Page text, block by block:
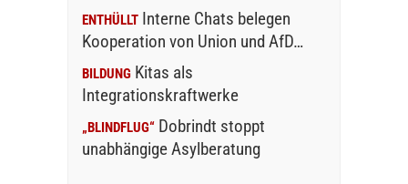
ENTHÜLLT Interne Chats belegen
Kooperation von Union und AfD…
BILDUNG Kitas als
Integrationskraftwerke
„BLINDFLUG“ Dobrindt stoppt
unabhängige Asylberatung